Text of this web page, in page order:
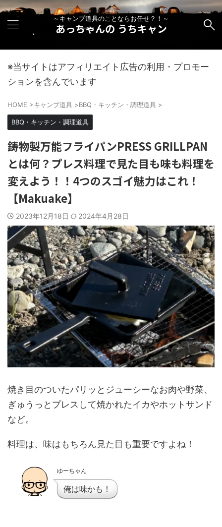
～キャンプ道具のことならお任せ？！～
あっちゃんの うちキャン
※当サイトはアフィリエイト広告の利用・プロモー
ションを含んでいます
HOME >キャンプ道具 >BBQ・キッチン・調理道具 >
BBQ・キッチン・調理道具
鋳物製万能フライパンPRESS GRILLPAN
とは何？プレス料理で見た目も味も料理を
変えよう！！4つのスゴイ魅力はこれ！
【Makuake】
2023年12月18日 2024年4月28日
焼き目のついたパリッとジューシーなお肉や野菜、
ぎゅうっとプレスして焼かれたイカやホットサンド
など。
料理は、味はもちろん見た目も重要ですよね！
ゆーちゃん
俺は味かも！